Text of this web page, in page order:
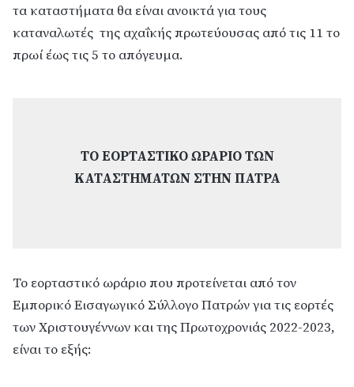
τα καταστήματα θα είναι ανοικτά για τους
καταναλωτές της αχαΐκής πρωτεύουσας από τις 11 το
πρωί έως τις 5 το απόγευμα.
ΤΟ ΕΟΡΤΑΣΤΙΚΟ ΩΡΑΡΙΟ ΤΩΝ
ΚΑΤΑΣΤΗΜΑΤΩΝ ΣΤΗΝ ΠΑΤΡΑ
Το εορταστικό ωράριο που προτείνεται από τον
Εμπορικό Εισαγωγικό Σύλλογο Πατρών για τις εορτές
των Χριστουγέννων και της Πρωτοχρονιάς 2022-2023,
είναι το εξής: